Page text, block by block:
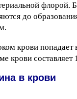
флорой.
до
крови
крови составляет
в крови